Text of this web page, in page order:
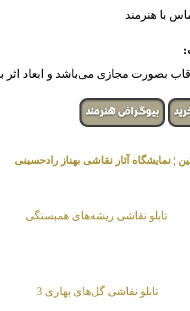
با هنرمند
بصورت مجازی می‌باشد و ابعاد
بیوگرافی هنرمند
¦ نمایشگاه آثار نقاشی بهناز رادحسینی